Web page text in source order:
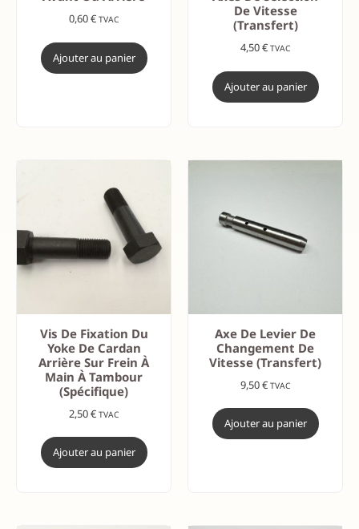
0,60€ TVAC
Ajouter au panier
De Vitesse
(transfert)
4,50€ TVAC
Ajouter au panier
Vis De Fixation Du
Yoke De Cardan
Arrière Sur Frein À
Main À Tambour
(spécifique)
2,50€ TVAC
Ajouter au panier
Axe De Levier De
Changement De
Vitesse (Transfert)
9,50€ TVAC
Ajouter au panier